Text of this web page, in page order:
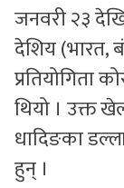
जनवरी २३
देशिय (भारत,
प्रतियोगिता
थियो । उक्त
धादिङका
हुन् ।